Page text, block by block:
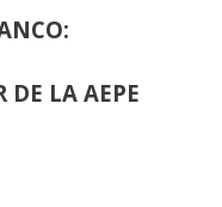
DE LA AEPE